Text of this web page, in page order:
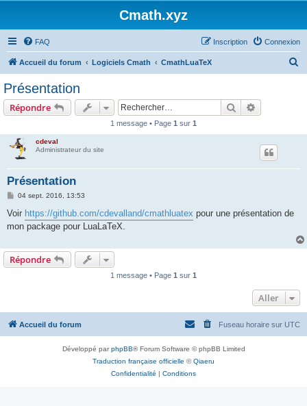
Cmath.xyz
FAQ Connexion
Inscription
Accueil du forum Logiciels Cmath CmathLuaTeX
Présentation
Répondre Rechercher
1 message • Page 1 sur 1
cdeval
Administrateur du site
Présentation
M
s
a
04 sept. 2016, 13:53
Voir https://github.com/cdevalland/cmathluatex pour une présentation de
mon package pour LuaLaTeX.
Répondre
1 message • Page 1 sur 1
Aller
Accueil du forum Fuseau horaire sur UTC
Développé parphpBB® Forum Software © phpBB Limited
Traduction française officielle ©Qiaeru
Confidentialité | Conditions